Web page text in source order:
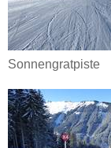
Sonnengratpiste